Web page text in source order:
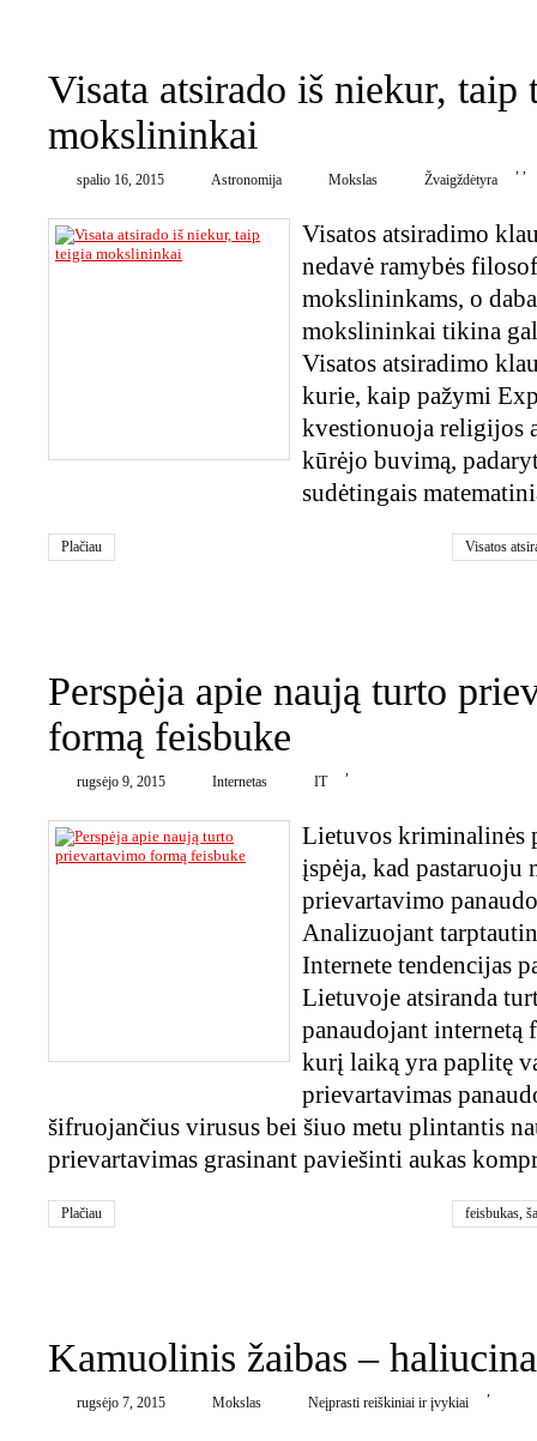
Visata atsirado iš niekur, taip
mokslininkai
spalio 16, 2015 Astronomija
,
Mokslas
,
Žvaigždėtyra
Visatos atsiradimo
nedavė ramybės
mokslininkams, o
mokslininkai tikina
Visatos atsiradimo
kurie, kaip pažymi
kvestionuoja religijos
kūrėjo buvimą,
sudėtingais
Plačiau Visatos
Perspėja apie naują turto
formą feisbuke
rugsėjo 9, 2015 Internetas
,
IT
Lietuvos kriminalinės
įspėja, kad pastaruoju
prievartavimo
Analizuojant
Internete tendencijas
Lietuvoje atsiranda
panaudojant internetą
kurį laiką yra paplitę
prievartavimas
šifruojančius virusus bei šiuo metu plintantis
prievartavimas grasinant paviešinti aukas
Plačiau feisbukas,
Kamuolinis žaibas –
rugsėjo 7, 2015 Mokslas
,
Neįprasti reiškiniai ir įvykiai